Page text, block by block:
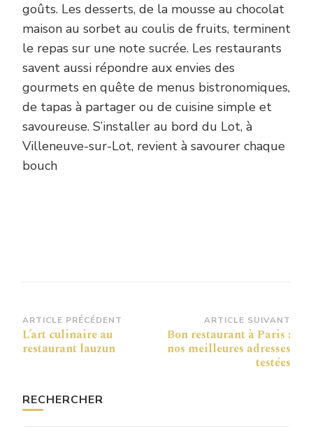
goûts. Les desserts, de la mousse au chocolat
maison au sorbet au coulis de fruits, terminent
le repas sur une note sucrée. Les restaurants
savent aussi répondre aux envies des
gourmets en quête de menus bistronomiques,
de tapas à partager ou de cuisine simple et
savoureuse. S’installer au bord du Lot, à
Villeneuve-sur-Lot, revient à savourer chaque
bouch
Navigation
d’article
ARTICLE PRÉCÉDENT
L’art culinaire au
restaurant lauzun
ARTICLE SUIVANT
Bon restaurant à Paris :
nos meilleures adresses
testées
RECHERCHER